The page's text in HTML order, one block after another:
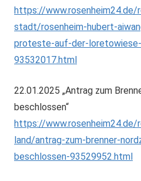
https://www.rosenheim24.de/
stadt/rosenheim-hubert-
proteste-auf-der-
93532017.html
22.01.2025 „Antrag zum
beschlossen“
https://www.rosenheim24.de/
land/antrag-zum-brenner-
beschlossen-93529952.html